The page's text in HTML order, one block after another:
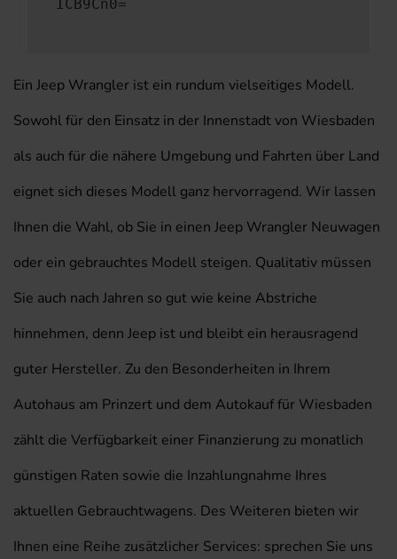
ICB9Cn0=
Ein Jeep Wrangler ist ein rundum vielseitiges Modell.
Sowohl für den Einsatz in der Innenstadt von Wiesbaden
als auch für die nähere Umgebung und Fahrten über Land
eignet sich dieses Modell ganz hervorragend. Wir lassen
Ihnen die Wahl, ob Sie in einen Jeep Wrangler Neuwagen
oder ein gebrauchtes Modell steigen. Qualitativ müssen
Sie auch nach Jahren so gut wie keine Abstriche
hinnehmen, denn Jeep ist und bleibt ein herausragend
guter Hersteller. Zu den Besonderheiten in Ihrem
Autohaus am Prinzert und dem Autokauf für Wiesbaden
zählt die Verfügbarkeit einer Finanzierung zu monatlich
günstigen Raten sowie die Inzahlungnahme Ihres
aktuellen Gebrauchtwagens. Des Weiteren bieten wir
Ihnen eine Reihe zusätzlicher Services: sprechen Sie uns